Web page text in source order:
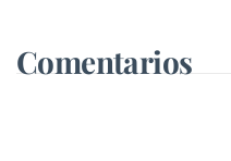
Comentarios